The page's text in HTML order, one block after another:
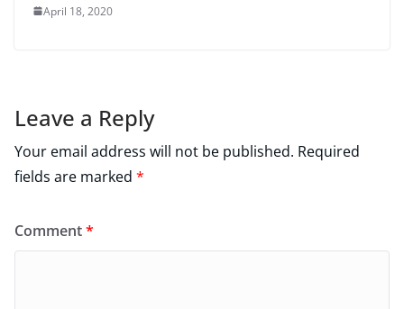
April 18, 2020
Leave a Reply
Your email address will not be published. Required
fields are marked *
Comment*